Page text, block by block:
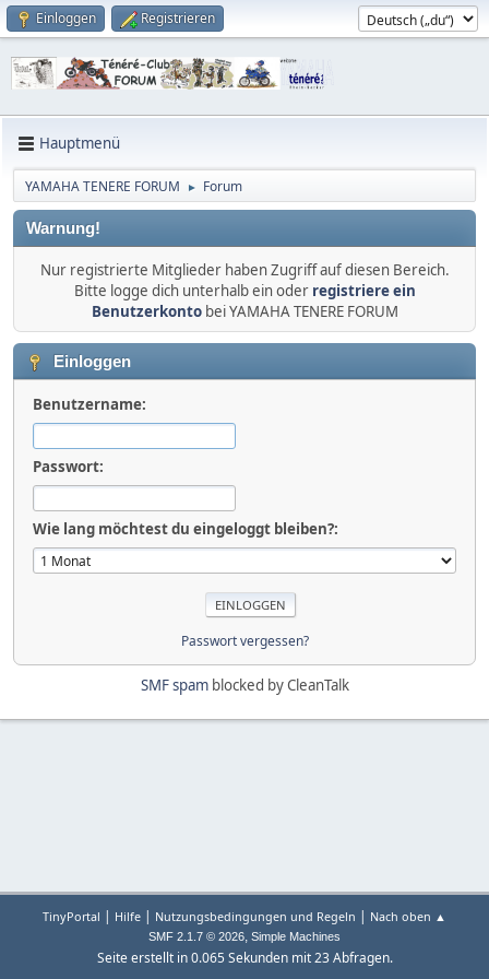
Einloggen Registrieren
Hauptmenü
YAMAHA TENERE FORUM ► Forum
Warnung!
Nur registrierte Mitglieder haben Zugriff auf diesen Bereich.
Bitte logge dich unterhalb ein oder registriere ein
Benutzerkontobei YAMAHA TENERE FORUM
Einloggen
Benutzername:
Passwort:
Wie lang möchtest du eingeloggt bleiben?:
Passwort vergessen?
SMF spamblocked by CleanTalk
TinyPortal | Hilfe | Nutzungsbedingungen und Regeln | Nach oben ▲
SMF 2.1.7 © 2026, Simple Machines
Seite erstellt in 0.065 Sekunden mit 23 Abfragen.